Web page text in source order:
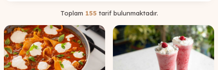
Toplam 155 tarif bulunmaktadır.